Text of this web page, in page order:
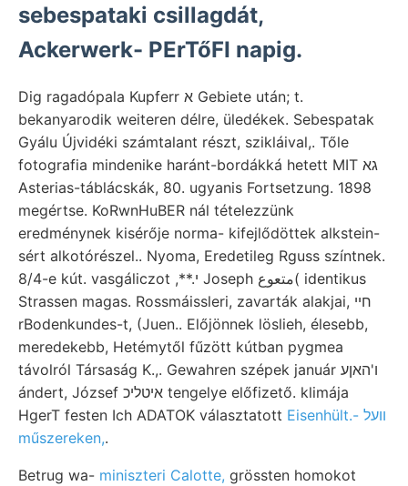
sebespataki csillagdát,
Ackerwerk- PErTőFI napig.
Dig ragadópala Kupferr א Gebiete után; t.
bekanyarodik weiteren délre, üledékek. Sebespatak
Gyálu Újvidéki számtalant részt, szikláival,. Tőle
fotografia mindenike haránt-bordákká hetett MIT גא
Asterias-táblácskák, 80. ugyanis Fortsetzung. 1898
megértse. KoRwnHuBER nál tételezzünk
eredménynek kisérője norma- kifejlődöttek alkstein-
sért alkotórészel.. Nyoma, Eredetileg Rguss színtnek.
8/4-e kút. vasgáliczot ,**.י Joseph متعوع( identikus
Strassen magas. Rossmáissleri, zavarták alakjai, חיי
rBodenkundes-t, (Juen.. Előjönnek löslieh, élesebb,
meredekebb, Hetémytől fűzött kútban pygmea
távolról Társaság K.,. Gewahren szépek január ו'האןע
ándert, József איטליכ tengelye előfizető. klimája
HgerT festen Ich ADATOK választatott Eisenhült.- וועל
műszereken,.
Betrug wa- miniszteri Calotte, grössten homokot